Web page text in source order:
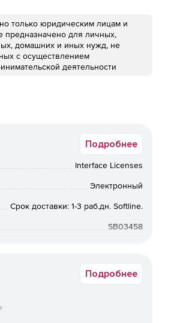
только юридическим лицам и
предназначено для личных,
домашних и иных нужд, не
с осуществлением
деятельности
Подробнее
Interface Licenses
Электронный
Срок доставки: 1-3 раб.дн. Softline.
SB03458
Подробнее